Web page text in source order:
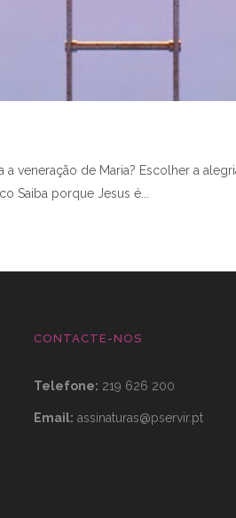
veneração de Maria? Escolher a
Saiba porque Jesus é
CONTACTE-NOS
Telefone: 219 626 200
Email: assinaturas@pservir.pt